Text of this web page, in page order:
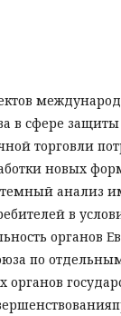
в сфере
торговли
новых
анализ
в
органов
по